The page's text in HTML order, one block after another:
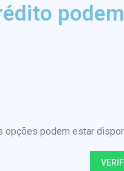
opções podem estar